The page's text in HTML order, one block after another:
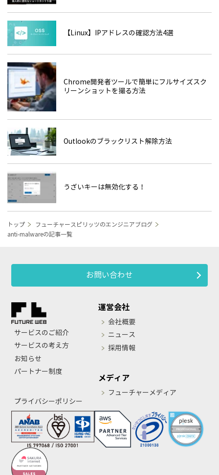
【Linux】IPアドレスの確認方法4選
Chrome開発者ツールで簡単にフルサイズスク
リーンショットを撮る方法
Outlookのブラックリスト解除方法
うざいキーは無効化する！
トップ
フューチャースピリッツのエンジニアブログ
anti-malwareの記事一覧
お問い合わせ
サービスのご紹介
サービスの考え方
お知らせ
パートナー制度
プライバシーポリシー
運営会社
会社概要
ニュース
採用情報
メディア
フューチャーメディア